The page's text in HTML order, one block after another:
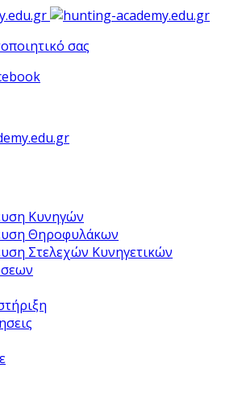
σας
Κυνηγών
Θηροφυλάκων
Στελεχών Κυνηγετικών